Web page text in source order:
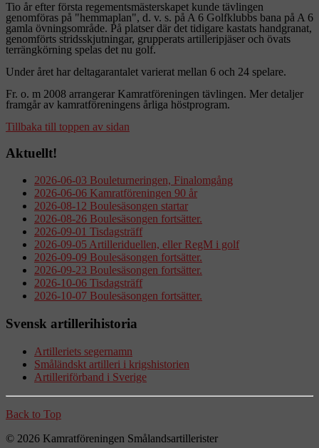
Tio år efter första regementsmästerskapet kunde tävlingen
genomföras på "hemmaplan", d. v. s. på A 6 Golfklubbs bana på A 6
gamla övningsområde. På platser där det tidigare kastats handgranat,
genomförts stridsskjutningar, grupperats artilleripjäser och övats
terrängkörning spelas det nu golf.
Under året har deltagarantalet varierat mellan 6 och 24 spelare.
Fr. o. m 2008 arrangerar Kamratföreningen tävlingen. Mer detaljer
framgår av kamratföreningens årliga höstprogram.
Tillbaka till toppen av sidan
Aktuellt!
2026-06-03 Bouleturneringen, Finalomgång
2026-06-06 Kamratföreningen 90 år
2026-08-12 Boulesäsongen startar
2026-08-26 Boulesäsongen fortsätter.
2026-09-01 Tisdagsträff
2026-09-05 Artilleriduellen, eller RegM i golf
2026-09-09 Boulesäsongen fortsätter.
2026-09-23 Boulesäsongen fortsätter.
2026-10-06 Tisdagsträff
2026-10-07 Boulesäsongen fortsätter.
Svensk artillerihistoria
Artilleriets segernamn
Småländskt artilleri i krigshistorien
Artilleriförband i Sverige
Back to Top
© 2026 Kamratföreningen Smålandsartillerister